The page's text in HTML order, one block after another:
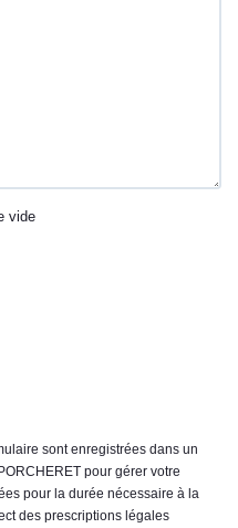
vide
sont enregistrées dans un
pour gérer votre
pour la durée nécessaire à la
des prescriptions légales